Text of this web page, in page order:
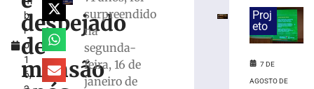
b
r
o
1
6,
despejado
de
mansão
surpreendido
na
segunda-
feira, 16 de
janeiro de
PPP
Brusque
Digital
Proj
eto
7 DE
AGOSTO DE